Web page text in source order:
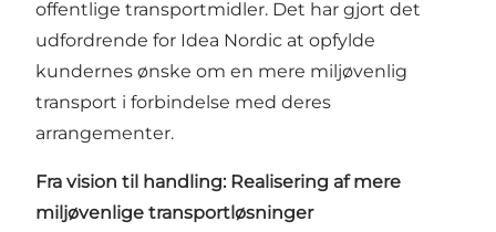
offentlige transportmidler. Det har gjort det
udfordrende for Idea Nordic at opfylde
kundernes ønske om en mere miljøvenlig
transport i forbindelse med deres
arrangementer.
Fra vision til handling: Realisering af mere
miljøvenlige transportløsninger